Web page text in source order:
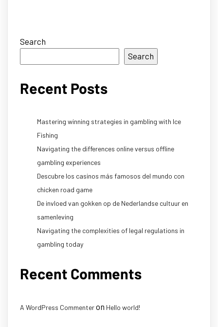
Search
Search
Recent Posts
Mastering winning strategies in gambling with Ice
Fishing
Navigating the differences online versus offline
gambling experiences
Descubre los casinos más famosos del mundo con
chicken road game
De invloed van gokken op de Nederlandse cultuur en
samenleving
Navigating the complexities of legal regulations in
gambling today
Recent Comments
A WordPress Commenteron Hello world!